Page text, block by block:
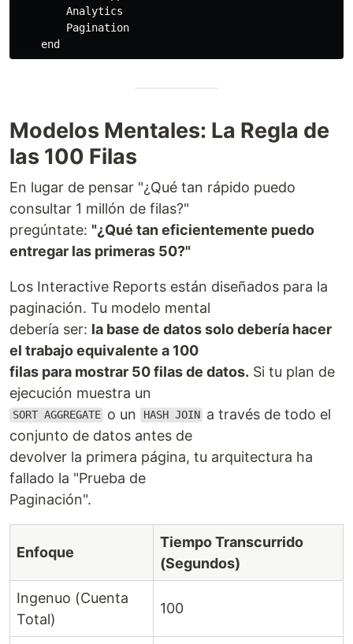
        Analytics
        Pagination
Modelos Mentales: La Regla de
las 100 Filas
En lugar de pensar "¿Qué tan rápido puedo
consultar 1 millón de filas?"
pregúntate: "¿Qué tan eficientemente puedo
entregar las primeras 50?"
Los Interactive Reports están diseñados para la
paginación. Tu modelo mental
debería ser: la base de datos solo debería hacer
el trabajo equivalente a 100
filas para mostrar 50 filas de datos. Si tu plan de
ejecución muestra un
SORT AGGREGATE o un HASH JOIN a través de todo el
conjunto de datos antes de
devolver la primera página, tu arquitectura ha
fallado la "Prueba de
Paginación".
Enfoque
Tiempo Transcurrido
(Segundos)
Ingenuo (Cuenta
Total)
100